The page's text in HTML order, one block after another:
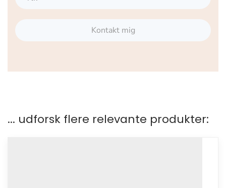
Kontakt mig
... udforsk flere relevante produkter: